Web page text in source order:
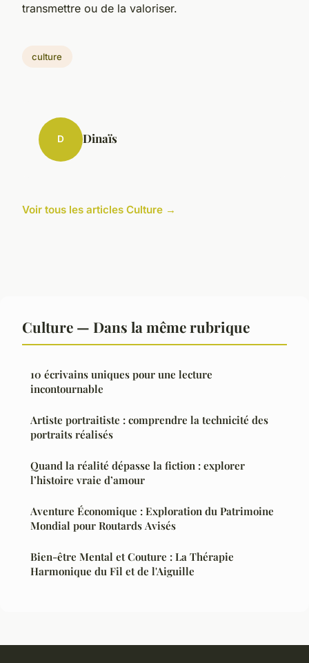
transmettre ou de la valoriser.
culture
D Dinaïs
Voir tous les articles Culture →
Culture — Dans la même rubrique
10 écrivains uniques pour une lecture
incontournable
Artiste portraitiste : comprendre la technicité des
portraits réalisés
Quand la réalité dépasse la fiction : explorer
l’histoire vraie d’amour
Aventure Économique : Exploration du Patrimoine
Mondial pour Routards Avisés
Bien-être Mental et Couture : La Thérapie
Harmonique du Fil et de l'Aiguille